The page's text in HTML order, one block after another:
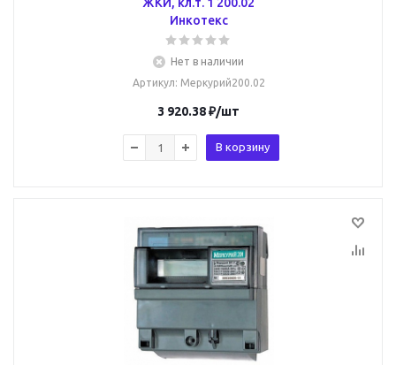
Инкотекс
Нет в наличии
Артикул: Меркурий200.02
3 920.38₽/шт
В корзину